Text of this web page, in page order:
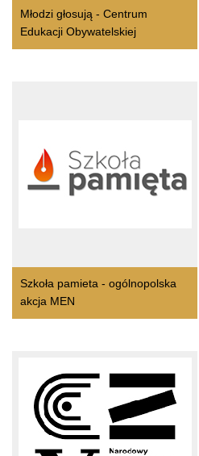
Młodzi głosują - Centrum
Edukacji Obywatelskiej
Szkoła pamieta - ogólnopolska
akcja MEN